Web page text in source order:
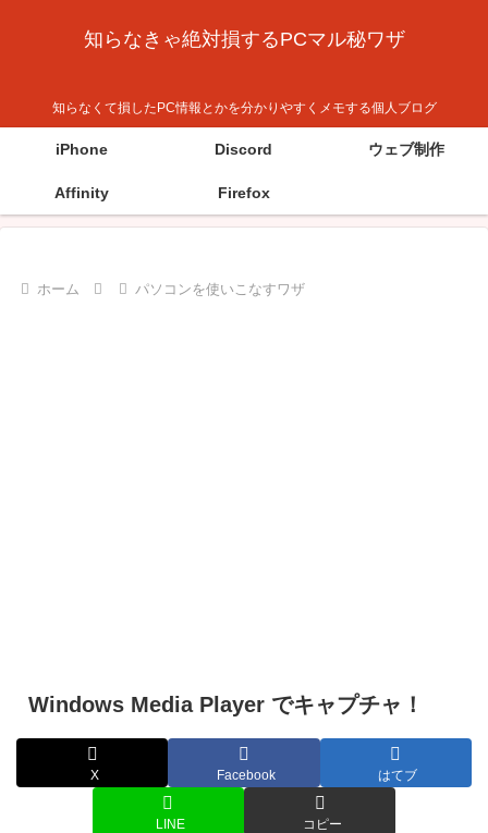
知らなきゃ絶対損するPCマル秘ワザ
知らなくて損したPC情報とかを分かりやすくメモする個人ブログ
iPhone Discord ウェブ制作
Affinity Firefox
ホーム パソコンを使いこなすワザ
Windows Media Player でキャプチャ！
X Facebook はてブ
LINE コピー